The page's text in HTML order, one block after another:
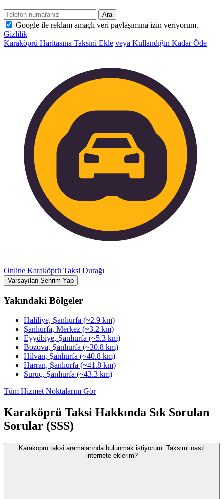
Ara
Google ile reklam amaçlı veri paylaşımına izin veriyorum.
Gizlilik
Karaköprü Haritasına Taksini Ekle veya Kullandığın Kadar Öde
Online Karaköprü Taksi Durağı
Varsayılan Şehrim Yap
Yakındaki Bölgeler
Haliliye, Şanlıurfa (~2.9 km)
Şanlıurfa, Merkez (~3.2 km)
Eyyübiye, Şanlıurfa (~5.3 km)
Bozova, Şanlıurfa (~30.8 km)
Hilvan, Şanlıurfa (~40.8 km)
Harran, Şanlıurfa (~41.8 km)
Suruç, Şanlıurfa (~43.3 km)
Tüm Hizmet Noktalarını Gör
Karaköprü Taksi Hakkında Sık Sorulan
Sorular (SSS)
Karakopru taksi aramalarında bulunmak istiyorum. Taksimi nasıl
internete eklerim?